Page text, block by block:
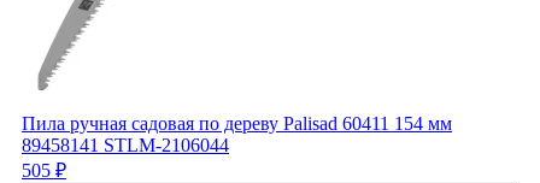
Пила ручная садовая по дереву Palisad 60411 154 мм
89458141 STLM-2106044
505 ₽